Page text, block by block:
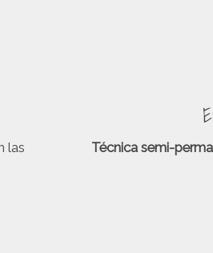
las
Técnica semi-